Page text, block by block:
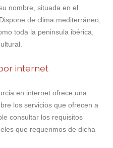
nombre, situada en el
de clima mediterráneo,
toda la peninsula ibérica,
internet
en internet ofrece una
los servicios que ofrecen a
consultar los requisitos
que requerimos de dicha